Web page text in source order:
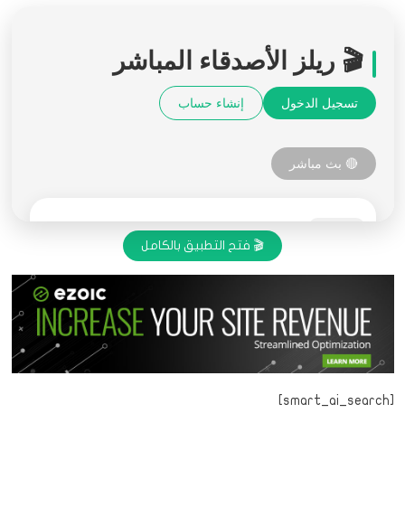
🎬 فتح التطبيق بالكامل